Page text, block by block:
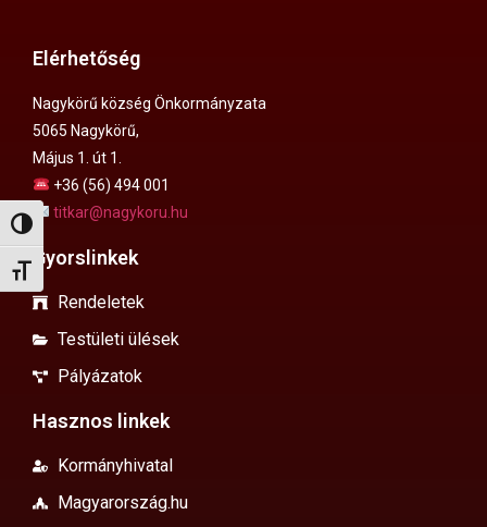
Nagy kontraszt váltása
Betűméret váltása
Elérhetőség
Nagykörű község Önkormányzata
5065 Nagykörű,
Május 1. út 1.
+36 (56) 494 001
titkar@nagykoru.hu
Gyorslinkek
Rendeletek
Testületi ülések
Pályázatok
Hasznos linkek
Kormányhivatal
Magyarország.hu